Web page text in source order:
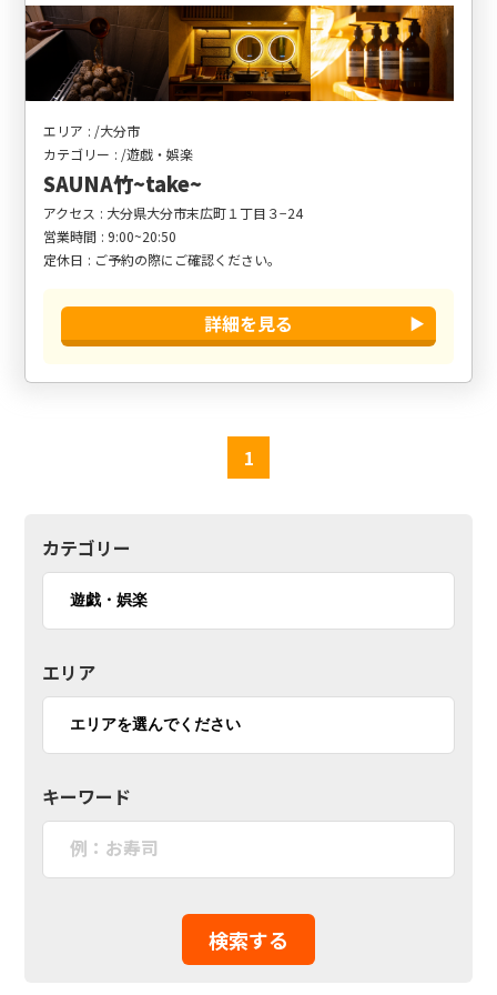
エリア
/大分市
カテゴリー
/遊戯・娯楽
SAUNA竹~take~
アクセス
大分県大分市末広町１丁目３−24
営業時間 9:00~20:50
定休日
ご予約の際にご確認ください。
詳細を見る
1
カテゴリー
エリア
キーワード
検索する